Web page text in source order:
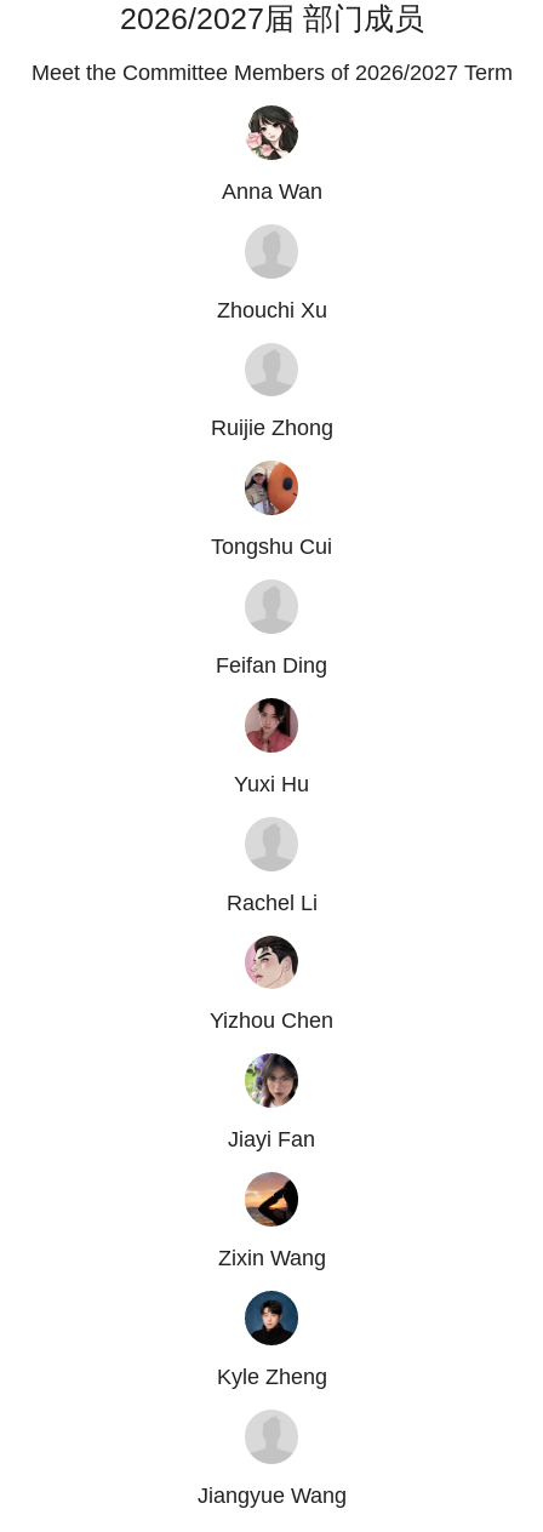
2026/2027届 部门成员
Meet the Committee Members of 2026/2027 Term
Anna Wan
Zhouchi Xu
Ruijie Zhong
Tongshu Cui
Feifan Ding
Yuxi Hu
Rachel Li
Yizhou Chen
Jiayi Fan
Zixin Wang
Kyle Zheng
Jiangyue Wang